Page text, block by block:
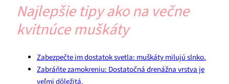
Najlepšie tipy ako na večne
kvitnúce muškáty
Zabezpečte im dostatok svetla: muškáty milujú slnko.
Zabráňte zamokreniu: Dostatočná drenážna vrstva je